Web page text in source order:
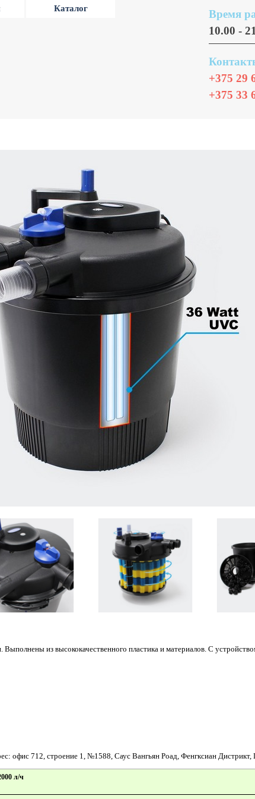
Время
10.00 -
+375 29
+375 33
Каталог
из высококачественного пластика и материалов. С
офис 712, строение 1, №1588, Саус Вангьян Роад, Фенгксиан
л/ч